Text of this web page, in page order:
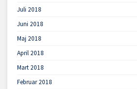
Juli 2018
Juni 2018
Maj 2018
April 2018
Mart 2018
Februar 2018